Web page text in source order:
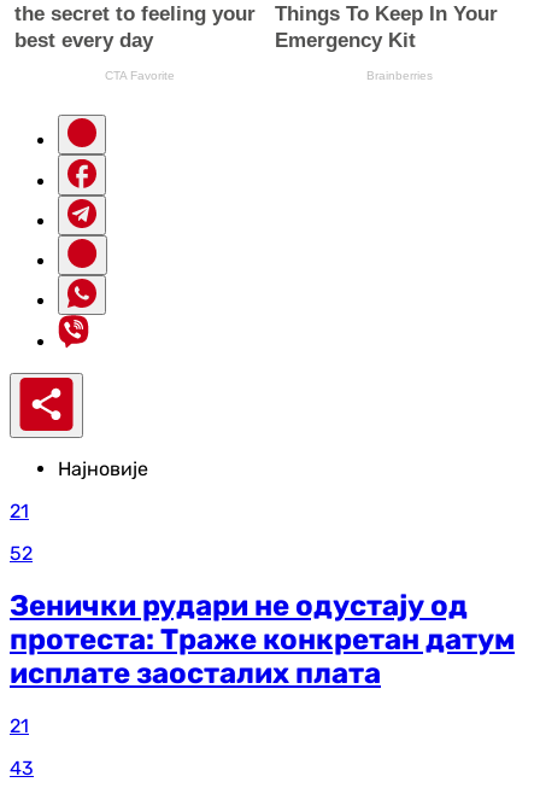
Најновије
21
52
Зенички рудари не одустају од
протеста: Траже конкретан датум
исплате заосталих плата
21
43